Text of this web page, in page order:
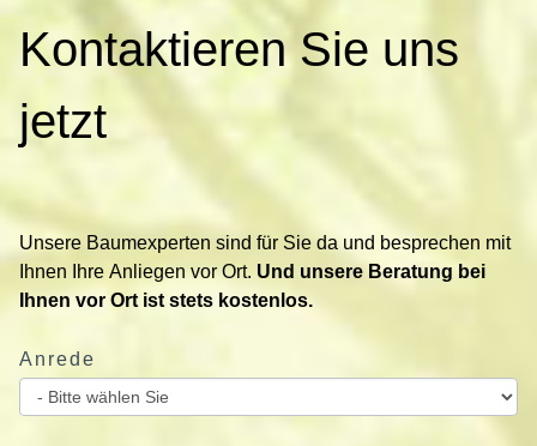
o
n
t
e
r
e
S
e
Kontaktieren Sie uns
jetzt
Unsere Baumexperten sind für Sie da und besprechen mit
Ihnen Ihre Anliegen vor Ort. Und unsere Beratung bei
Ihnen vor Ort ist stets kostenlos.
Anrede